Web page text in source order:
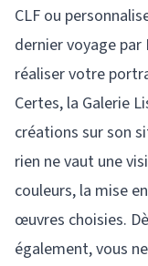
CLF ou
dernier voyage
réaliser votre
Certes, la Galerie
créations sur son
rien ne vaut une
couleurs, la mise
œuvres choisies.
également, vous